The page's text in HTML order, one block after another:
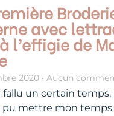
avec
l’effigie de
2020 Aucun
fallu un certain
pu mettre mon